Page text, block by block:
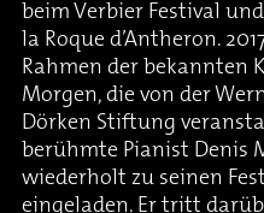
beim Verbier Festival
la Roque d’Antheron.
Rahmen der bekannten
Morgen, die von der
Dörken Stiftung
berühmte Pianist Denis
wiederholt zu seinen
eingeladen. Er tritt